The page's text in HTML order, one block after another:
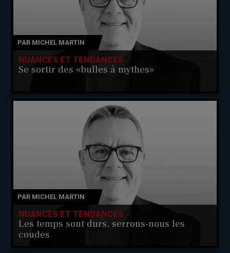
PAR MICHEL MARTIN
NUANCES ET TENDANCES
Se sortir des «bulles à mythes»
PAR MICHEL MARTIN
NUANCES ET TENDANCES
Les temps sont durs, serrons-nous les
coudes